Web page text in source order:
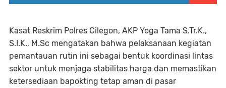
Kasat Reskrim Polres Cilegon, AKP Yoga Tama S.Tr.K.,
S.I.K., M.Sc mengatakan bahwa pelaksanaan kegiatan
pemantauan rutin ini sebagai bentuk koordinasi lintas
sektor untuk menjaga stabilitas harga dan memastikan
ketersediaan bapokting tetap aman di pasar